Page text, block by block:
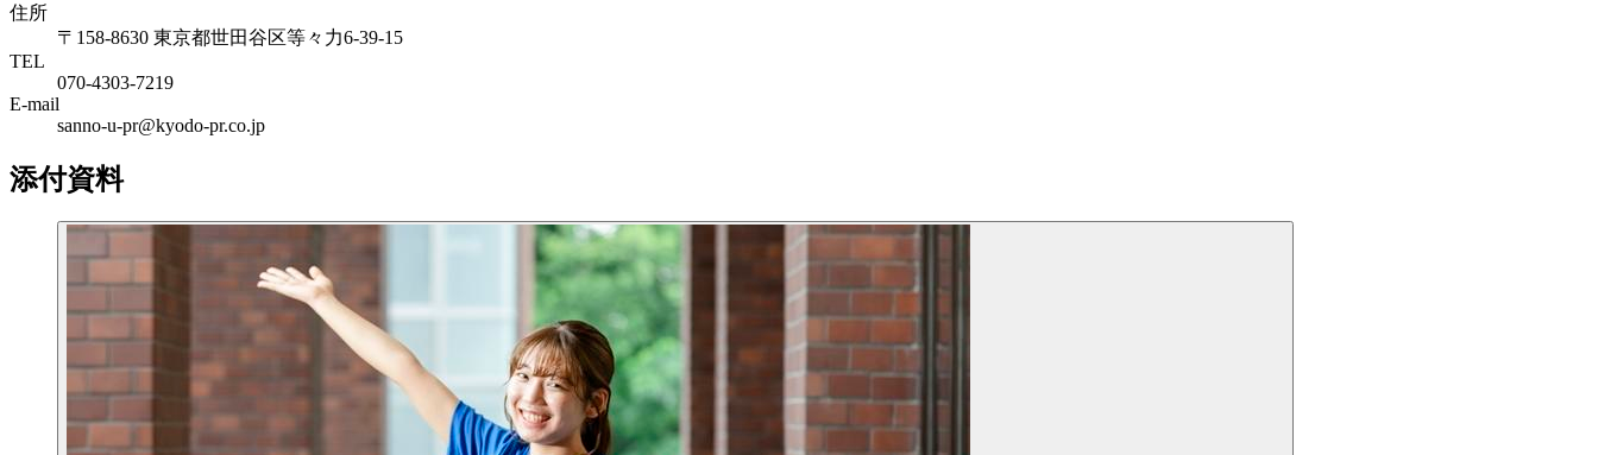
住所
〒158-8630 東京都世田谷区等々力6-39-15
TEL
070-4303-7219
E-mail
sanno-u-pr@kyodo-pr.co.jp
添付資料